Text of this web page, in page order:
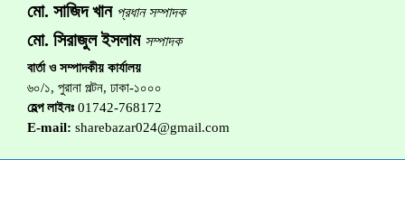
মো. সাজিদ খান প্রধান সম্পাদক
মো. সিরাজুল ইসলাম সম্পাদক
বার্তা ও সম্পাদকীয় কার্যালয়
৬০/১, পুরানা পল্টন, ঢাকা-১০০০
হেল্প লাইনঃ 01742-768172
E-mail: sharebazar024@gmail.com